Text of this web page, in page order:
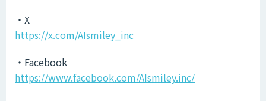
・X
https://x.com/AIsmiley_inc
・Facebook
https://www.facebook.com/AIsmiley.inc/